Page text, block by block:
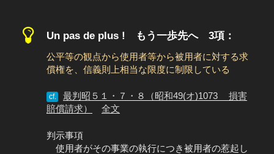
Un pas de plus ! もう一歩先へ 3項：
公平等の観点から使用者等から被用者に対する求
償権を、信義則上相当な限度に制限している
cf.
最判昭５１・７・８（昭和49(オ)1073 損害
賠償請求）
全文
判示事項
使用者がその事業の執行につき被用者の惹起し